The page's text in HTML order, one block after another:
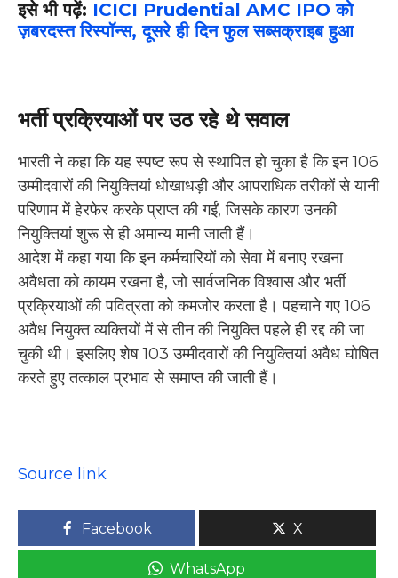
इसे भी पढ़ें: ICICI Prudential AMC IPO को
ज़बरदस्त रिस्पॉन्स, दूसरे ही दिन फुल सब्सक्राइब हुआ
भर्ती प्रक्रियाओं पर उठ रहे थे सवाल
भारती ने कहा कि यह स्पष्ट रूप से स्थापित हो चुका है कि इन 106
उम्मीदवारों की नियुक्तियां धोखाधड़ी और आपराधिक तरीकों से यानी
परिणाम में हेरफेर करके प्राप्त की गईं, जिसके कारण उनकी
नियुक्तियां शुरू से ही अमान्य मानी जाती हैं।
आदेश में कहा गया कि इन कर्मचारियों को सेवा में बनाए रखना
अवैधता को कायम रखना है, जो सार्वजनिक विश्वास और भर्ती
प्रक्रियाओं की पवित्रता को कमजोर करता है। पहचाने गए 106
अवैध नियुक्त व्यक्तियों में से तीन की नियुक्ति पहले ही रद्द की जा
चुकी थी। इसलिए शेष 103 उम्मीदवारों की नियुक्तियां अवैध घोषित
करते हुए तत्काल प्रभाव से समाप्त की जाती हैं।
Source link
Facebook X
WhatsApp